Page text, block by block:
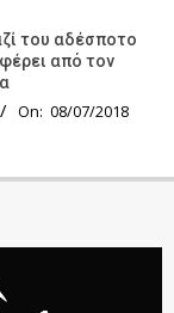
του αδέσποτο
από τον
On: 08/07/2018